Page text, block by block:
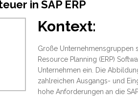
in SAP ERP
Kontext:
Große Unternehmensgruppen
Resource Planning (ERP)
Unternehmen ein. Die
zahlreichen Ausgangs- und
hohe Anforderungen an die